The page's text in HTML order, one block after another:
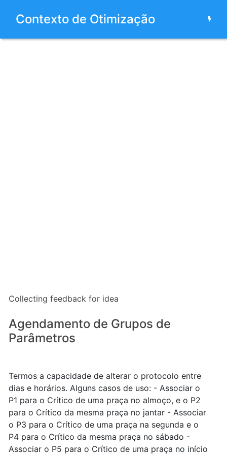
Contexto de Otimização
Collecting feedback for idea
Agendamento de Grupos de
Parâmetros
Termos a capacidade de alterar o protocolo entre
dias e horários. Alguns casos de uso: - Associar o
P1 para o Crítico de uma praça no almoço, e o P2
para o Crítico da mesma praça no jantar - Associar
o P3 para o Crítico de uma praça na segunda e o
P4 para o Crítico da mesma praça no sábado -
Associar o P5 para o Crítico de uma praça no início